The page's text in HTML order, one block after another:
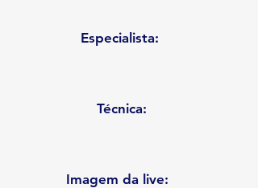
Especialista:
Técnica:
Imagem da live: